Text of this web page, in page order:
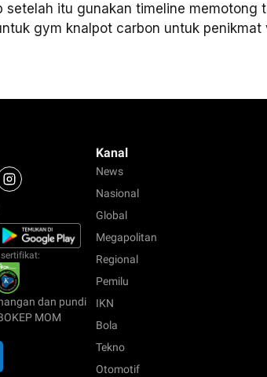
setelah itu gunakan timeline memotong
gym knalpot carbon untuk penikmat
dan pundi
MOM
Kanal
News
Nasional
Global
Megapolitan
Regional
Pemilu
IKN
Bola
Tekno
Otomotif